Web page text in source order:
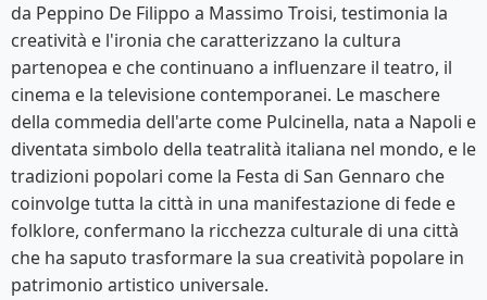
da Peppino De Filippo a Massimo Troisi, testimonia la
creatività e l'ironia che caratterizzano la cultura
partenopea e che continuano a influenzare il teatro, il
cinema e la televisione contemporanei. Le maschere
della commedia dell'arte come Pulcinella, nata a Napoli e
diventata simbolo della teatralità italiana nel mondo, e le
tradizioni popolari come la Festa di San Gennaro che
coinvolge tutta la città in una manifestazione di fede e
folklore, confermano la ricchezza culturale di una città
che ha saputo trasformare la sua creatività popolare in
patrimonio artistico universale.